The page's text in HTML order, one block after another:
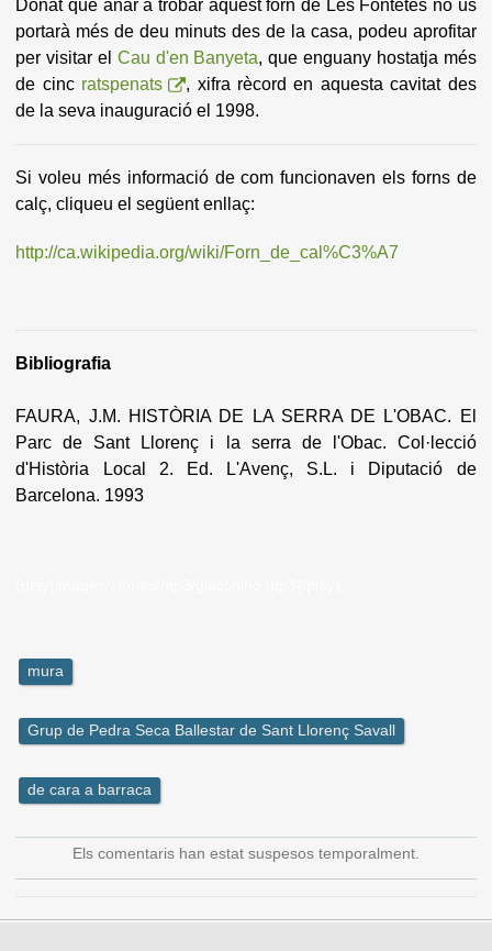
Donat que anar a trobar aquest forn de Les Fontetes no us
portarà més de deu minuts des de la casa, podeu aprofitar
per visitar el Cau d'en Banyeta, que enguany hostatja més
de cinc ratspenats
, xifra rècord en aquesta cavitat des
de la seva inauguració el 1998.
Si voleu més informació de com funcionaven els forns de
calç, cliqueu el següent enllaç:
http://ca.wikipedia.org/wiki/Forn_de_cal%C3%A7
Bibliografia
FAURA, J.M. HISTÒRIA DE LA SERRA DE L'OBAC. El
Parc de Sant Llorenç i la serra de l'Obac. Col·lecció
d'Història Local 2. Ed. L'Avenç, S.L. i Diputació de
Barcelona. 1993
mura
Grup de Pedra Seca Ballestar de Sant Llorenç Savall
de cara a barraca
Els comentaris han estat suspesos temporalment.